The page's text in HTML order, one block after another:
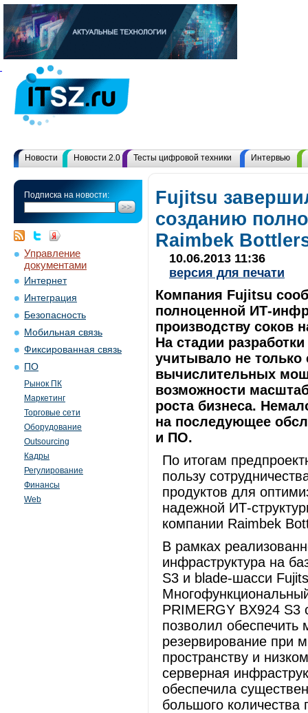
Новости Новости 2.0 Тесты цифровой техники Интервью
Подписка на новости:
Управление
документами
Интернет
Интеграция
Безопасность
Мобильная связь
Фиксированная связь
ПО
Рынок ПК
Маркетинг
Торговые сети
Оборудование
Outsourcing
Кадры
Регулирование
Финансы
Web
Fujitsu
созданию
Raimbek
10.06.2013 11:36
версия для печати
Компания Fujitsu
полноценной ИТ-
производству соков
На стадии
учитывало не
вычислительных
возможности
роста бизнеса.
на последующее
и ПО.
По итогам
пользу
продуктов для
надежной ИТ-
компании Raimbek
В рамках
инфраструктура на
S3 и blade-шасси
PRIMERGY BX924
позволил обеспечить
резервирование при
пространству и
серверная
обеспечила
большого количества